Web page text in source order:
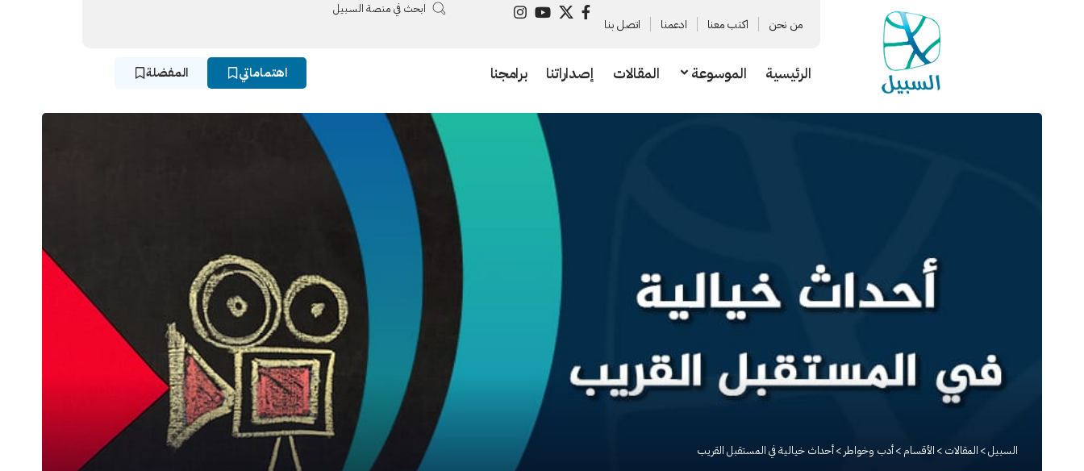
من نحن اكتب معنا ادعمنا اتصل بنا
ابحث في منصة السـبيل
الرئيسية الموسوعة المقالات إصداراتنا برامجنا اهتماماتي المفضلة
السبيل> المقالات > الأقسام >أدب وخواطر >أحداث خيالية في المستقبل القريب